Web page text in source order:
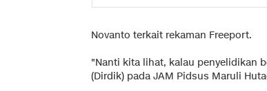
Novanto terkait rekaman Freeport.
"Nanti kita lihat, kalau penyelidikan
(Dirdik) pada JAM Pidsus Maruli